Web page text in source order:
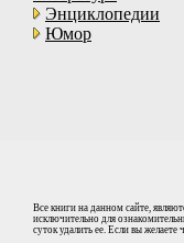
Энциклопедии
Юмор
Все книги на данном сайте,
исключительно для
суток удалить ее. Если вы